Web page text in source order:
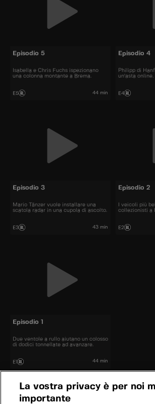
Episodio 5
Isabella e Chris Fuchs ispezionano
una colonna montante a Brema.
E5 44 min
Episodio 4
Philipp di
un'asta online.
E4
Episodio 3
Mario Tänzer vuole installare una
scatola radar in una cupola di ascolto.
E3 43 min
Episodio 2
I veicoli più
collezionisti a
E2
Episodio 1
Due ventole a rullo aiutano un colosso
di dodici tonnellate ad avanzare.
E1 44 min
La vostra privacy è per noi
importante